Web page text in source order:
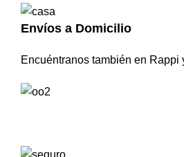
Envíos a Domicilio
Encuéntranos también en Rappi